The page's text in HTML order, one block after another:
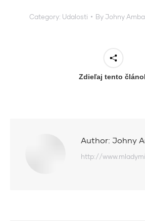
Category: Udalosti By Johny
Zdieľaj tento
Author: Johny
http://